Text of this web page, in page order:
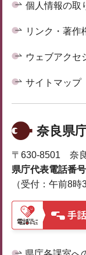
個人情報の取
リンク・著作
ウェブアクセ
サイトマップ
奈良県
〒630-8501 奈
県庁代表電話番号
（受付：午前8時